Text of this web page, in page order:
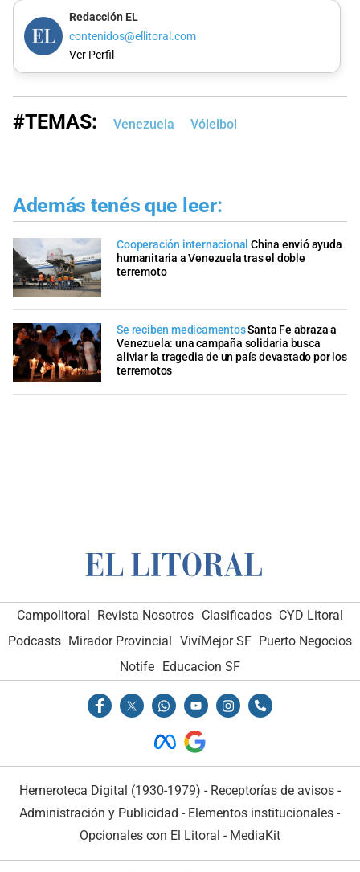
Redacción EL
contenidos@ellitoral.com
Ver Perfil
#TEMAS: Venezuela Vóleibol
Además tenés que leer:
Cooperación internacional China envió ayuda
humanitaria a Venezuela tras el doble
terremoto
Se reciben medicamentosSanta Fe abraza a
Venezuela: una campaña solidaria busca
aliviar la tragedia de un país devastado por los
terremotos
Campolitoral Revista Nosotros Clasificados CYD Litoral
Podcasts Mirador Provincial VivíMejor SF Puerto Negocios
Notife Educacion SF
Hemeroteca Digital (1930-1979) - Receptorías de avisos -
Administración y Publicidad - Elementos institucionales -
Opcionales con El Litoral - MediaKit